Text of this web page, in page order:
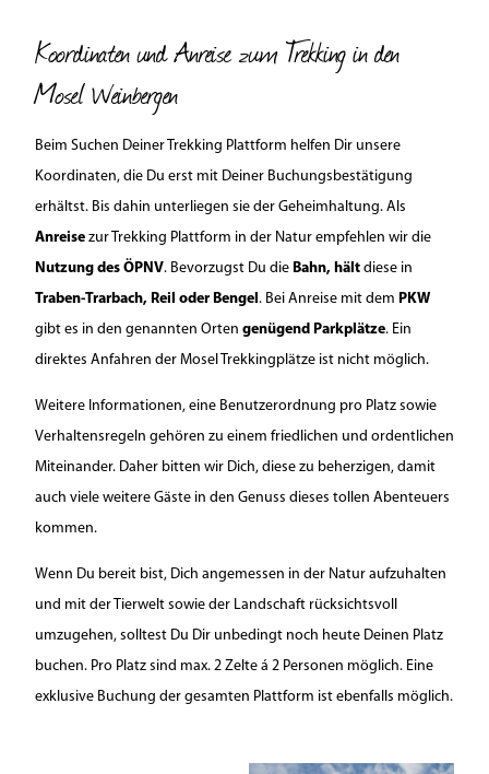
Koordinaten und Anreise zum Trekking in den
Mosel Weinbergen
Beim Suchen Deiner Trekking Plattform helfen Dir unsere
Koordinaten, die Du erst mit Deiner Buchungsbestätigung
erhältst. Bis dahin unterliegen sie der Geheimhaltung. Als
Anreise zur Trekking Plattform in der Natur empfehlen wir die
Nutzung des ÖPNV. Bevorzugst Du die Bahn, hält diese in
Traben-Trarbach, Reil oder Bengel . Bei Anreise mit dem PKW
gibt es in den genannten Orten genügend Parkplätze. Ein
direktes Anfahren der Mosel Trekkingplätze ist nicht möglich.
Weitere Informationen, eine Benutzerordnung pro Platz sowie
Verhaltensregeln gehören zu einem friedlichen und ordentlichen
Miteinander. Daher bitten wir Dich, diese zu beherzigen, damit
auch viele weitere Gäste in den Genuss dieses tollen Abenteuers
kommen.
Wenn Du bereit bist, Dich angemessen in der Natur aufzuhalten
und mit der Tierwelt sowie der Landschaft rücksichtsvoll
umzugehen, solltest Du Dir unbedingt noch heute Deinen Platz
buchen. Pro Platz sind max. 2 Zelte á 2 Personen möglich. Eine
exklusive Buchung der gesamten Plattform ist ebenfalls möglich.